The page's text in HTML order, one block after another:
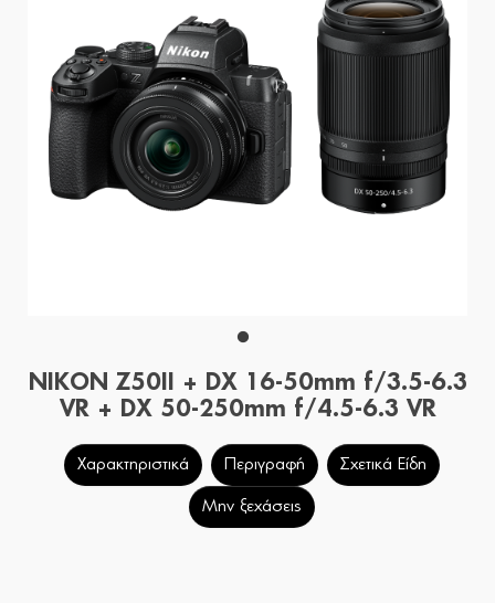
NIKON Z50II + DX 16-50mm f/3.5-6.3
VR + DX 50-250mm f/4.5-6.3 VR
Χαρακτηριστικά Περιγραφή Σχετικά Είδη
Μην ξεχάσεις